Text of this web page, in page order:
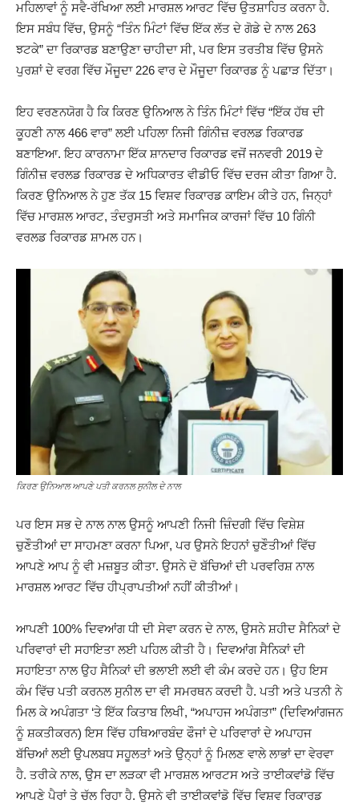
ਮਹਿਲਾਵਾਂ ਨੂੰ ਸਵੈ-ਰੱਖਿਆ ਲਈ ਮਾਰਸ਼ਲ ਆਰਟ ਵਿੱਚ ਉਤਸ਼ਾਹਿਤ ਕਰਨਾ ਹੈ.
ਇਸ ਸਬੰਧ ਵਿੱਚ, ਉਸਨੂੰ “ਤਿੰਨ ਮਿੰਟਾਂ ਵਿੱਚ ਇੱਕ ਲੱਤ ਦੇ ਗੋਡੇ ਦੇ ਨਾਲ 263
ਝਟਕੇ” ਦਾ ਰਿਕਾਰਡ ਬਣਾਉਣਾ ਚਾਹੀਦਾ ਸੀ, ਪਰ ਇਸ ਤਰਤੀਬ ਵਿੱਚ ਉਸਨੇ
ਪੁਰਸ਼ਾਂ ਦੇ ਵਰਗ ਵਿੱਚ ਮੌਜੂਦਾ 226 ਵਾਰ ਦੇ ਮੌਜੂਦਾ ਰਿਕਾਰਡ ਨੂੰ ਪਛਾੜ ਦਿੱਤਾ।
ਇਹ ਵਰਣਨਯੋਗ ਹੈ ਕਿ ਕਿਰਣ ਉਨਿਆਲ ਨੇ ਤਿੰਨ ਮਿੰਟਾਂ ਵਿੱਚ “ਇੱਕ ਹੱਥ ਦੀ
ਕੂਹਣੀ ਨਾਲ 466 ਵਾਰ” ਲਈ ਪਹਿਲਾ ਨਿਜੀ ਗਿੰਨੀਜ਼ ਵਰਲਡ ਰਿਕਾਰਡ
ਬਣਾਇਆ. ਇਹ ਕਾਰਨਾਮਾ ਇੱਕ ਸ਼ਾਨਦਾਰ ਰਿਕਾਰਡ ਵਜੋਂ ਜਨਵਰੀ 2019 ਦੇ
ਗਿੰਨੀਜ਼ ਵਰਲਡ ਰਿਕਾਰਡ ਦੇ ਅਧਿਕਾਰਤ ਵੀਡੀਓ ਵਿੱਚ ਦਰਜ ਕੀਤਾ ਗਿਆ ਹੈ.
ਕਿਰਣ ਉਨਿਆਲ ਨੇ ਹੁਣ ਤੱਕ 15 ਵਿਸ਼ਵ ਰਿਕਾਰਡ ਕਾਇਮ ਕੀਤੇ ਹਨ, ਜਿਨ੍ਹਾਂ
ਵਿੱਚ ਮਾਰਸ਼ਲ ਆਰਟ, ਤੰਦਰੁਸਤੀ ਅਤੇ ਸਮਾਜਿਕ ਕਾਰਜਾਂ ਵਿੱਚ 10 ਗਿੰਨੀ
ਵਰਲਡ ਰਿਕਾਰਡ ਸ਼ਾਮਲ ਹਨ।
ਕਿਰਣ ਉਨਿਆਲ ਆਪਣੇ ਪਤੀ ਕਰਨਲ ਸੁਨੀਲ ਦੇ ਨਾਲ
ਪਰ ਇਸ ਸਭ ਦੇ ਨਾਲ ਨਾਲ ਉਸਨੂੰ ਆਪਣੀ ਨਿਜੀ ਜ਼ਿੰਦਗੀ ਵਿੱਚ ਵਿਸ਼ੇਸ਼
ਚੁਣੌਤੀਆਂ ਦਾ ਸਾਹਮਣਾ ਕਰਨਾ ਪਿਆ, ਪਰ ਉਸਨੇ ਇਹਨਾਂ ਚੁਣੌਤੀਆਂ ਵਿੱਚ
ਆਪਣੇ ਆਪ ਨੂੰ ਵੀ ਮਜ਼ਬੂਤ ਕੀਤਾ. ਉਸਨੇ ਦੋ ਬੱਚਿਆਂ ਦੀ ਪਰਵਰਿਸ਼ ਨਾਲ
ਮਾਰਸ਼ਲ ਆਰਟ ਵਿੱਚ ਹੀਪ੍ਰਾਪਤੀਆਂ ਨਹੀਂ ਕੀਤੀਆਂ।
ਆਪਣੀ 100% ਦਿਵਆਂਗ ਧੀ ਦੀ ਸੇਵਾ ਕਰਨ ਦੇ ਨਾਲ, ਉਸਨੇ ਸ਼ਹੀਦ ਸੈਨਿਕਾਂ ਦੇ
ਪਰਿਵਾਰਾਂ ਦੀ ਸਹਾਇਤਾ ਲਈ ਪਹਿਲ ਕੀਤੀ ਹੈ। ਦਿਵਆਂਗ ਸੈਨਿਕਾਂ ਦੀ
ਸਹਾਇਤਾ ਨਾਲ ਉਹ ਸੈਨਿਕਾਂ ਦੀ ਭਲਾਈ ਲਈ ਵੀ ਕੰਮ ਕਰਦੇ ਹਨ। ਉਹ ਇਸ
ਕੰਮ ਵਿੱਚ ਪਤੀ ਕਰਨਲ ਸੁਨੀਲ ਦਾ ਵੀ ਸਮਰਥਨ ਕਰਦੀ ਹੈ. ਪਤੀ ਅਤੇ ਪਤਨੀ ਨੇ
ਮਿਲ ਕੇ ਅਪੰਗਤਾ ‘ਤੇ ਇੱਕ ਕਿਤਾਬ ਲਿਖੀ, “ਅਪਾਹਜ ਅਪੰਗਤਾ” (ਦਿਵਿਆਂਗਜਨ
ਨੂੰ ਸ਼ਕਤੀਕਰਨ) ਇਸ ਵਿੱਚ ਹਥਿਆਰਬੰਦ ਫੌਜਾਂ ਦੇ ਪਰਿਵਾਰਾਂ ਦੇ ਅਪਾਹਜ
ਬੱਚਿਆਂ ਲਈ ਉਪਲਬਧ ਸਹੂਲਤਾਂ ਅਤੇ ਉਨ੍ਹਾਂ ਨੂੰ ਮਿਲਣ ਵਾਲੇ ਲਾਭਾਂ ਦਾ ਵੇਰਵਾ
ਹੈ. ਤਰੀਕੇ ਨਾਲ, ਉਸ ਦਾ ਲੜਕਾ ਵੀ ਮਾਰਸ਼ਲ ਆਰਟਸ ਅਤੇ ਤਾਈਕਵਾਂਡੋ ਵਿੱਚ
ਆਪਣੇ ਪੈਰਾਂ ਤੇ ਚੱਲ ਰਿਹਾ ਹੈ. ਉਸਨੇ ਵੀ ਤਾਈਕਵਾਂਡੋ ਵਿੱਚ ਵਿਸ਼ਵ ਰਿਕਾਰਡ